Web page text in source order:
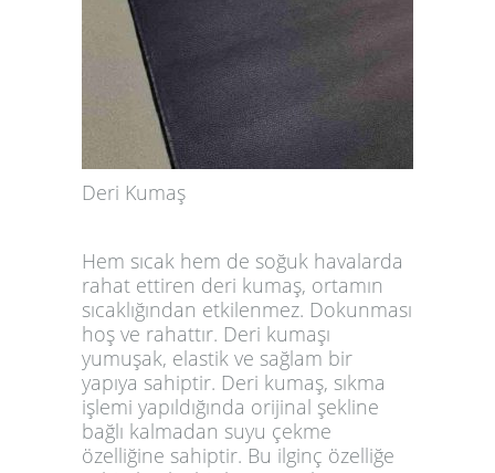
Deri Kumaş
Hem sıcak hem de soğuk havalarda
rahat ettiren deri kumaş, ortamın
sıcaklığından etkilenmez. Dokunması
hoş ve rahattır. Deri kumaşı
yumuşak, elastik ve sağlam bir
yapıya sahiptir. Deri kumaş, sıkma
işlemi yapıldığında orijinal şekline
bağlı kalmadan suyu çekme
özelliğine sahiptir. Bu ilginç özelliğe